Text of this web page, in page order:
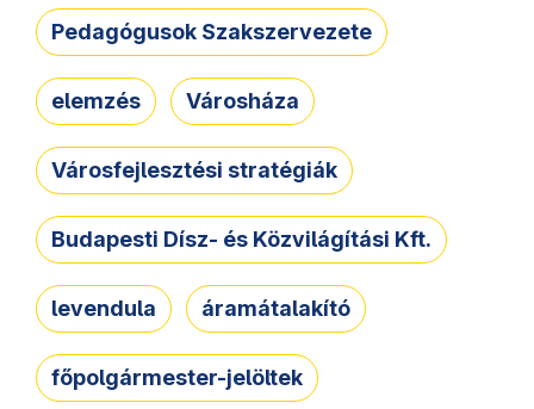
Pedagógusok Szakszervezete
elemzés Városháza
Városfejlesztési stratégiák
Budapesti Dísz- és Közvilágítási Kft.
levendula áramátalakító
főpolgármester-jelöltek